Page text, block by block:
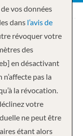
vos données
dans l’avis de
révoquer votre
des
en désactivant
pas la
la révocation.
votre
ne peut être
étant alors